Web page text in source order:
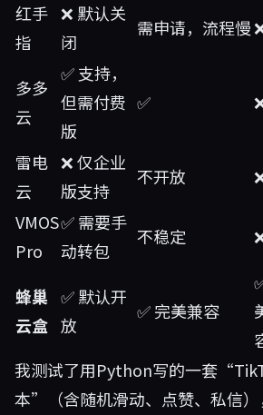
红手
指
❌ 默认关
闭
需申请，流程慢
多多
云
✅ 支持，
但需付费
版
✅
雷电
云
❌ 仅企业
版支持
不开放
VMOS
Pro
✅ 需要手
动转包
不稳定
蜂巢
云盒
✅ 默认开
放
✅ 完美兼容
我测试了用Python写的一套
本”（含随机滑动、点赞、私信